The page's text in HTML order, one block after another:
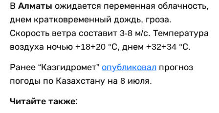
В Алматы ожидается переменная облачность,
днем кратковременный дождь, гроза.
Скорость ветра составит 3-8 м/с. Температура
воздуха ночью +18+20 °С, днем +32+34 °С.
Ранее “Казгидромет” опубликовал прогноз
погоды по Казахстану на 8 июля.
Читайте также: